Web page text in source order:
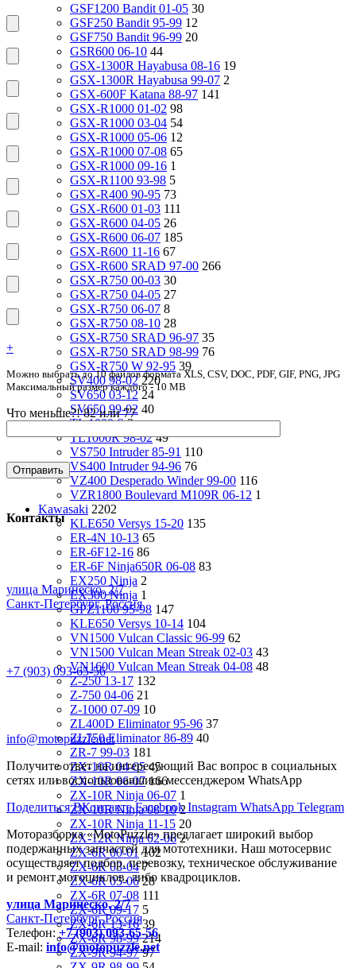
GSF1200 Bandit 01-05 30
GSF250 Bandit 95-99 12
GSF750 Bandit 96-99 20
GSR600 06-10 44
GSX-1300R Hayabusa 08-16 19
GSX-1300R Hayabusa 99-07 2
GSX-600F Katana 88-97 141
GSX-R1000 01-02 98
GSX-R1000 03-04 54
GSX-R1000 05-06 12
GSX-R1000 07-08 65
GSX-R1000 09-16 1
GSX-R1100 93-98 5
GSX-R400 90-95 73
GSX-R600 01-03 111
GSX-R600 04-05 26
GSX-R600 06-07 185
GSX-R600 11-16 67
GSX-R600 SRAD 97-00 266
GSX-R750 00-03 30
GSX-R750 04-05 27
GSX-R750 06-07 8
GSX-R750 08-10 28
GSX-R750 SRAD 96-97 35
GSX-R750 SRAD 98-99 76
GSX-R750 W 92-95 39
SV400 98-02 220
SV650 03-12 24
SV650 99-02 40
TL 1000 S 2
TL1000R 98-02 49
VS750 Intruder 85-91 110
VS400 Intruder 94-96 76
VZ400 Desperado Winder 99-00 116
VZR1800 Boulevard M109R 06-12 1
Kawasaki 2202
KLE650 Versys 15-20 135
ER-4N 10-13 65
ER-6F12-16 86
ER-6F Ninja650R 06-08 83
EX250 Ninja 2
EX300 Ninja 1
GPZ1100 95-98 147
KLE650 Versys 10-14 104
VN1500 Vulcan Classic 96-99 62
VN1500 Vulcan Mean Streak 02-03 43
VN1600 Vulcan Mean Streak 04-08 48
Z-250 13-17 132
Z-750 04-06 21
Z-1000 07-09 10
ZL400D Eliminator 95-96 37
ZL750 Eliminator 86-89 40
ZR-7 99-03 181
ZX-10R 04-05 45
ZX-10R 06-07 166
ZX-10R Ninja 06-07 1
ZX-10R Ninja 08-10 2
ZX-10R Ninja 11-15 20
ZX-12R Ninja 02-06 2
ZX-6R 00-01 102
ZX-6R 03-04 7
ZX-6R 05-06 28
ZX-6R 07-08 111
ZX-6R 09-17 5
ZX-6R 13-16 39
ZX-6R 98-99 214
ZX-9R 94-97 97
+
Можно выбрать до 10 файлов формата XLS, CSV, DOC, PDF, GIF, PNG, JPG
Максимальный размер каждого - 10 MB
Что меньше?! 82 или 77
Контакты
улица Маринеско, 2/7
Санкт-Петербург, Россия
+7 (903) 093-65-56
info@motopuzzle.net
Получите ответ на интересующий Вас вопрос в социальных
сетях или воспользовавшись мессенджером WhatsApp
Поделиться ВКонтакте Facebook Instagram WhatsApp Telegram
Моторазборка «MotoPuzzle» предлагает широкий выбор
подержанных запчастей для мототехники. Наш мотосервис
осуществляет подбор, перевозку, техническое обслуживание
и ремонт мотоциклов, либо квадроциклов.
улица Маринеско, 2/7
Санкт-Петербург, Россия
Телефон: +7 (903) 093-65-56
E-mail: info@motopuzzle.net